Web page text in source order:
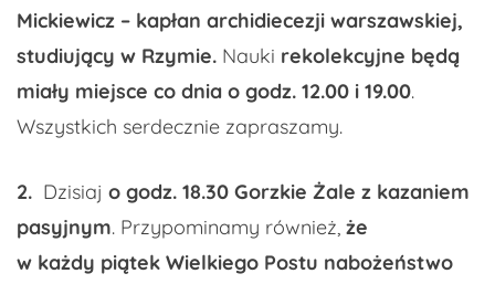
Mickiewicz – kapłan archidiecezji warszawskiej,
studiujący w Rzymie. Nauki rekolekcyjne będą
miały miejsce co dnia o godz. 12.00 i 19.00.
Wszystkich serdecznie zapraszamy.
2. Dzisiaj o godz. 18.30 Gorzkie Żale z kazaniem
pasyjnym. Przypominamy również, że
w każdy piątek Wielkiego Postu nabożeństwo